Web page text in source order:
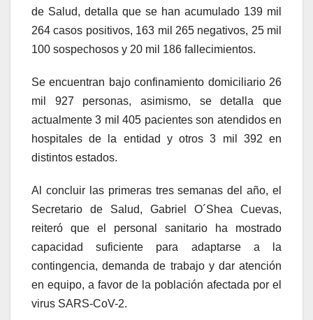
de Salud, detalla que se han acumulado 139 mil
264 casos positivos, 163 mil 265 negativos, 25 mil
100 sospechosos y 20 mil 186 fallecimientos.
Se encuentran bajo confinamiento domiciliario 26
mil 927 personas, asimismo, se detalla que
actualmente 3 mil 405 pacientes son atendidos en
hospitales de la entidad y otros 3 mil 392 en
distintos estados.
Al concluir las primeras tres semanas del año, el
Secretario de Salud, Gabriel O´Shea Cuevas,
reiteró que el personal sanitario ha mostrado
capacidad suficiente para adaptarse a la
contingencia, demanda de trabajo y dar atención
en equipo, a favor de la población afectada por el
virus SARS-CoV-2.